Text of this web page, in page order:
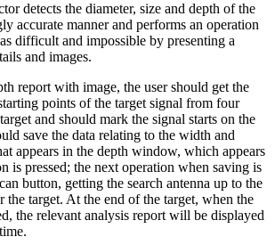
detects the diameter, size and depth of the
accurate manner and performs an operation
difficult and impossible by presenting a
and images.
report with image, the user should get the
points of the target signal from four
and should mark the signal starts on the
save the data relating to the width and
appears in the depth window, which appears
is pressed; the next operation when saving is
button, getting the search antenna up to the
the target. At the end of the target, when the
the relevant analysis report will be displayed